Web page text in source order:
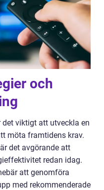
och
viktigt att utveckla en
möta framtidens krav.
det avgörande att
redan idag.
att genomföra
med rekommenderade